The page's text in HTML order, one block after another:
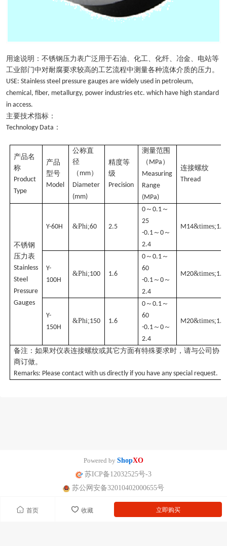
首页 收藏 立即购买
用途说明：不锈钢压力表广泛用于石油、化工、化纤、冶金、电站等
工业部门中对耐腐要求较高的工艺流程中测量各种流体介质的压力。
USE: Stainless steel pressure gauges are widely used in petroleum,
chemical, fiber, metallurgy, power industries etc. which have high standard
in access.
主要技术指标：
Technology Data ：
产品名
称
Product
Type
产品
型号
Model
公称直
径
（ mm）
Diameter
(mm)
精度等
级
Precision
测量范围
（ MPa ）
Measuring
Range
(MPa)
连接螺纹
Thread
不锈钢
压力表
Stainless
Steel
Pressure
Gauges
Y-60H &Phi;60 2.5
0 ～0.1 ～
25
-0.1 ～0 ～
2.4
M14&times;1.5
Y-
100H
&Phi;100 1.6
0 ～0.1 ～
60
-0.1 ～0 ～
2.4
M20&times;1.5
Y-
150H
&Phi;150 1.6
0 ～0.1 ～
60
-0.1 ～0 ～
2.4
M20&times;1.5
备注：如果对仪表连接螺纹或其它方面有特殊要求时，请与公司协
商订做。
Remarks: Please contact with us directly if you have any special request.
Powered by ShopXO
苏ICP备12032525号-3
苏公网安备32010402000655号